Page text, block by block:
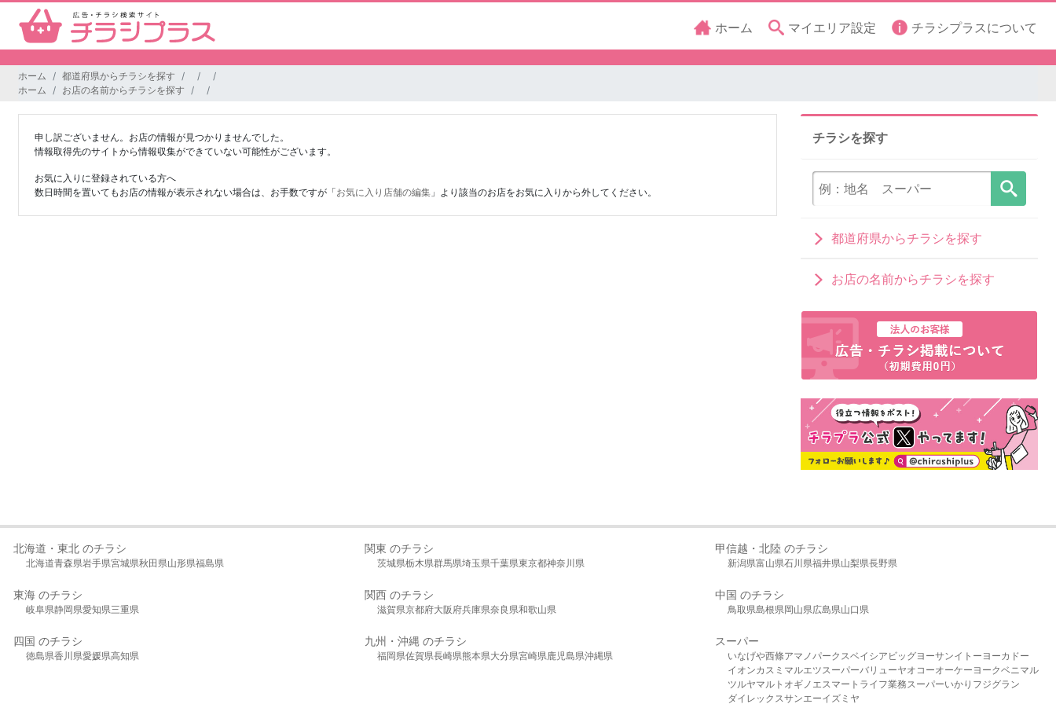
ホーム マイエリア設定 チラシプラスについて
ホーム
都道府県からチラシを探す
ホーム
お店の名前からチラシを探す
申し訳ございません。お店の情報が見つかりませんでした。
情報取得先のサイトから情報収集ができていない可能性がございます。
お気に入りに登録されている方へ
数日時間を置いてもお店の情報が表示されない場合は、お手数ですが「お気に入り店舗の編集 」より該当のお店をお気に入りから外してください。
チラシを探す
都道府県からチラシを探す
お店の名前からチラシを探す
北海道・東北 のチラシ
北海道青森県岩手県宮城県秋田県山形県福島県
関東 のチラシ
茨城県栃木県群馬県埼玉県千葉県東京都神奈川県
甲信越・北陸 のチラシ
新潟県富山県石川県福井県山梨県長野県
東海 のチラシ
岐阜県静岡県愛知県三重県
関西 のチラシ
滋賀県京都府大阪府兵庫県奈良県和歌山県
中国 のチラシ
鳥取県島根県岡山県広島県山口県
四国 のチラシ
徳島県香川県愛媛県高知県
九州・沖縄 のチラシ
福岡県佐賀県長崎県熊本県大分県宮崎県 鹿児島県沖縄県
スーパー
いなげや西條アマノパークスベイシア ビッグヨーサンイトーヨーカドー
イオンカスミ マルエツ スーパーバリューヤオコーオーケー ヨークベニマル
ツルヤマルト オギノ エスマート ライフ業務スーパーいかり フジグラン
ダイレックスサンエーイズミヤ